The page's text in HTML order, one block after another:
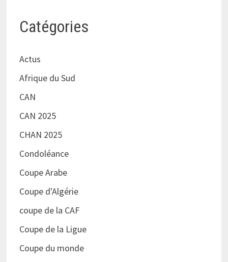
Catégories
Actus
Afrique du Sud
CAN
CAN 2025
CHAN 2025
Condoléance
Coupe Arabe
Coupe d'Algérie
coupe de la CAF
Coupe de la Ligue
Coupe du monde